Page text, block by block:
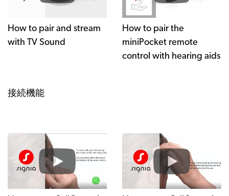
How to pair and stream
with TV Sound
How to pair the
miniPocket remote
control with hearing aids
接続機能